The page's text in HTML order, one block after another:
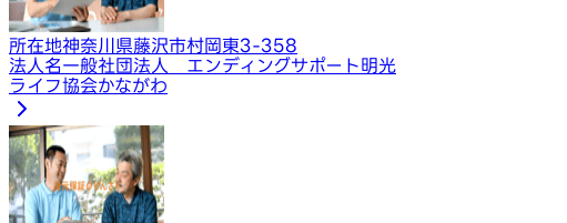
所在地神奈川県藤沢市村岡東3-358
法人名一般社団法人 エンディングサポート明光
ライフ協会かながわ